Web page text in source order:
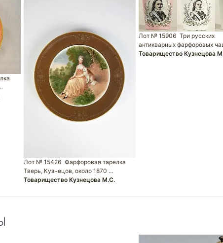
Лот № 15426 Фарфоровая тарелка
Тверь, Кузнецов, около 1870 …
Товарищество Кузнецова М.С.
Лот № 15906 Три русских
антикварных фарфоровых
Товарищество Кузнецова